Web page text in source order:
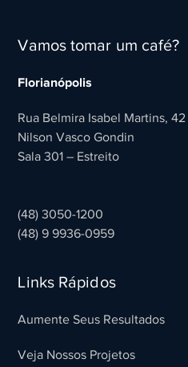
Vamos tomar um café?
Florianópolis
Rua Belmira Isabel Martins,
Nilson Vasco Gondin
Sala 301 – Estreito
(48) 3050-1200
(48) 9 9936-0959
Links Rápidos
Aumente Seus Resultados
Veja Nossos Projetos